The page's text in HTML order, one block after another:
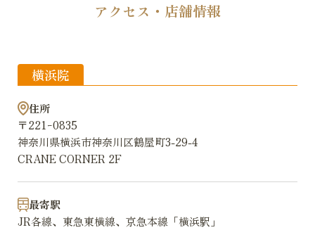
アクセス・店舗情報
横浜院
住所
〒221ｰ0835
神奈川県横浜市神奈川区鶴屋町3-29-4
CRANE CORNER 2F
最寄駅
JR各線、東急東横線、京急本線「横浜駅」